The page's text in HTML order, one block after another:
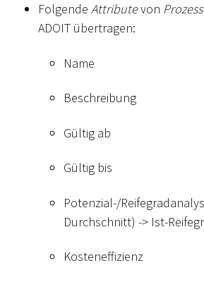
Folgende Attributevon
ADOIT übertragen:
Name
Beschreibung
Gültig ab
Gültig bis
Potenzial-/
Durchschnitt) -> Ist-
Kosteneffizienz